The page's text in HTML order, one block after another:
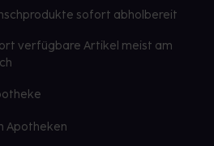
sofort abholbereit
verfügbare Artikel meist am
Apotheken